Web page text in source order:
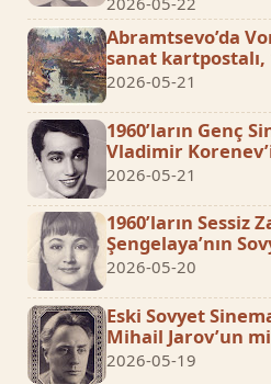
Abramtsevo’da
sanat kartpostalı,
2026-05-21
1960’ların Genç
Vladimir
2026-05-21
1960’ların
Şengelaya’nın
2026-05-20
Eski Sovyet
Mihail Jarov’un
2026-05-19